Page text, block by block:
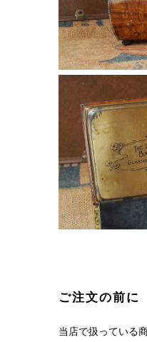
ご注文の前に
当店で扱っている